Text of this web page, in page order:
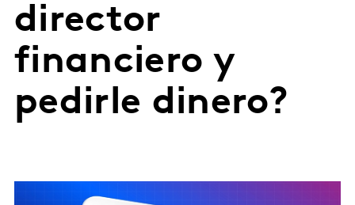
director
financiero y
pedirle dinero?